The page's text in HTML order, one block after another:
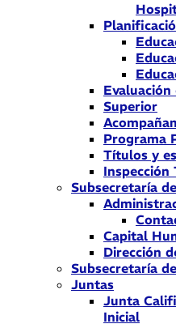
Superior
Programa
Títulos y
Inspección
Subsecretaría
Capital
Dirección
Subsecretaría
Juntas
Junta
Inicial